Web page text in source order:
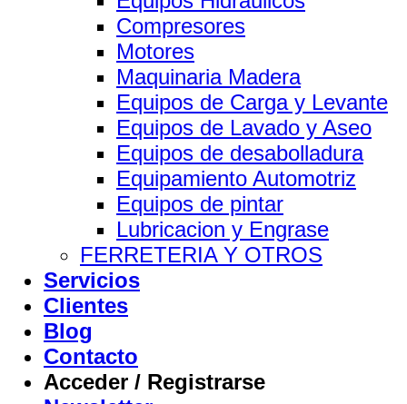
Compresores
Motores
Maquinaria Madera
Equipos de Carga y Levante
Equipos de Lavado y Aseo
Equipos de desabolladura
Equipamiento Automotriz
Equipos de pintar
Lubricacion y Engrase
FERRETERIA Y OTROS
Servicios
Clientes
Blog
Contacto
Acceder / Registrarse